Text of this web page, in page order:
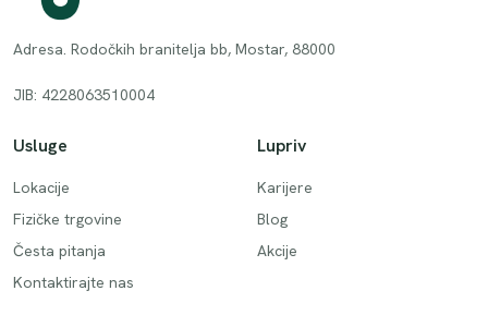
Adresa. Rodočkih branitelja bb, Mostar, 88000
JIB: 4228063510004
Usluge
Lokacije
Fizičke trgovine
Česta pitanja
Kontaktirajte nas
Lupriv
Karijere
Blog
Akcije